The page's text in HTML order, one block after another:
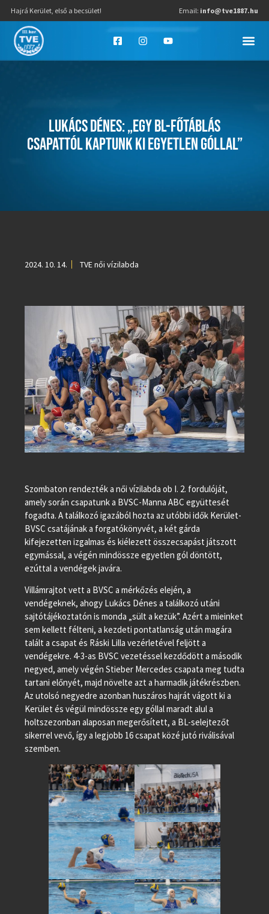
Hajrá Kerület, első a becsület! Email: info@tve1887.hu
LUKÁCS DÉNES: „EGY BL-FŐTÁBLÁS
CSAPATTÓL KAPTUNK KI EGYETLEN GÓLLAL”
2024. 10. 14. TVE női vízilabda
Szombaton rendezték a női vízilabda ob I. 2. fordulóját,
amely során csapatunk a BVSC-Manna ABC együttesét
fogadta. A találkozó igazából hozta az utóbbi idők Kerület-
BVSC csatájának a forgatókönyvét, a két gárda
kifejezetten izgalmas és kiélezett összecsapást játszott
egymással, a végén mindössze egyetlen gól döntött,
ezúttal a vendégek javára.
Villámrajtot vett a BVSC a mérkőzés elején, a
vendégeknek, ahogy Lukács Dénes a találkozó utáni
sajtótájékoztatón is monda „sült a kezük”. Azért a mieinket
sem kellett félteni, a kezdeti pontatlanság után magára
talált a csapat és Ráski Lilla vezérletével feljött a
vendégekre. 4-3-as BVSC vezetéssel kezdődött a második
negyed, amely végén Stieber Mercedes csapata meg tudta
tartani előnyét, majd növelte azt a harmadik játékrészben.
Az utolsó negyedre azonban huszáros hajrát vágott ki a
Kerület és végül mindössze egy góllal maradt alul a
holtszezonban alaposan megerősített, a BL-selejtezőt
sikerrel vevő, így a legjobb 16 csapat közé jutó riválisával
szemben.